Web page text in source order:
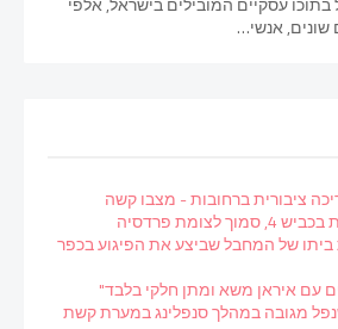
שונים, אנשי…
של המחבל שביצע את הפיגוע בכפר
עם איראן משא ומתן חלקי בלבד"
מגובה במהלך סנפלינג במערת קשת